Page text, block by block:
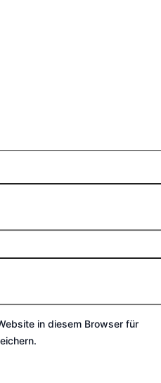
in diesem Browser für